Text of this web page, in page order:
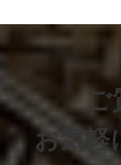
お気軽